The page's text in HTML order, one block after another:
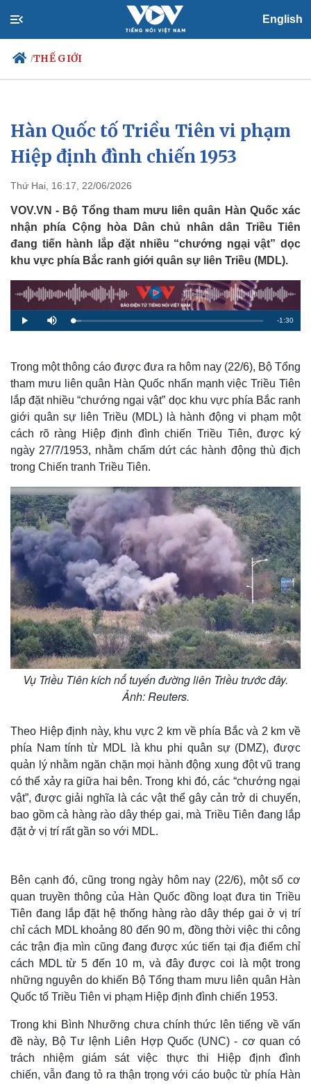
English
/THẾ GIỚI
Chính trị
Đảng
Tổ chức nhân sự
Nhận diện sự thật
Xã hội
Tin 24h
Dự báo thời tiết
Việc làm
Biển đảo
Hàn Quốc tố Triều Tiên vi phạm
Hiệp định đình chiến 1953
Thứ Hai, 16:17, 22/06/2026
VOV.VN - Bộ Tổng tham mưu liên quân Hàn Quốc xác
nhận phía Cộng hòa Dân chủ nhân dân Triều Tiên
đang tiến hành lắp đặt nhiều “chướng ngại vật” dọc
khu vực phía Bắc ranh giới quân sự liên Triều (MDL).
P
l
M
u
L
o
:
4
5
%
R
m
g
T
i
m
e
-1:30
Trong một thông cáo được đưa ra hôm nay (22/6), Bộ Tổng
tham mưu liên quân Hàn Quốc nhấn mạnh việc Triều Tiên
lắp đặt nhiều “chướng ngại vật” dọc khu vực phía Bắc ranh
giới quân sự liên Triều (MDL) là hành động vi phạm một
cách rõ ràng Hiệp định đình chiến Triều Tiên, được ký
ngày 27/7/1953, nhằm chấm dứt các hành động thù địch
trong Chiến tranh Triều Tiên.
Vụ Triều Tiên kích nổ tuyến đường liên Triều trước đây.
Ảnh: Reuters.
Theo Hiệp định này, khu vực 2 km về phía Bắc và 2 km về
phía Nam tính từ MDL là khu phi quân sự (DMZ), được
quản lý nhằm ngăn chặn mọi hành động xung đột vũ trang
có thể xảy ra giữa hai bên. Trong khi đó, các “chướng ngại
vật”, được giải nghĩa là các vật thể gây cản trở di chuyển,
bao gồm cả hàng rào dây thép gai, mà Triều Tiên đang lắp
đặt ở vị trí rất gần so với MDL.
Bên cạnh đó, cũng trong ngày hôm nay (22/6), một số cơ
quan truyền thông của Hàn Quốc đồng loạt đưa tin Triều
Tiên đang lắp đặt hệ thống hàng rào dây thép gai ở vị trí
chỉ cách MDL khoảng 80 đến 90 m, đồng thời việc thi công
các trận địa mìn cũng đang được xúc tiến tại địa điểm chỉ
cách MDL từ 5 đến 10 m, và đây được coi là một trong
những nguyên do khiến Bộ Tổng tham mưu liên quân Hàn
Quốc tố Triều Tiên vi phạm Hiệp định đình chiến 1953.
Trong khi Bình Nhưỡng chưa chính thức lên tiếng về vấn
đề này, Bộ Tư lệnh Liên Hợp Quốc (UNC) - cơ quan có
trách nhiệm giám sát việc thực thi Hiệp định đình
chiến, vẫn đang tỏ ra thận trọng với cáo buộc từ phía Hàn